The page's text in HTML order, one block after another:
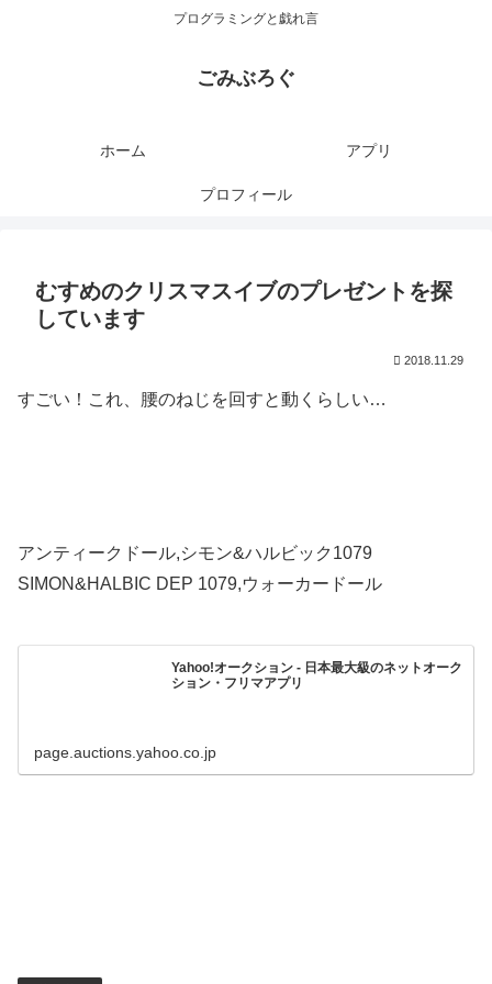
プログラミングと戯れ言
ごみぶろぐ
ホーム アプリ
プロフィール
むすめのクリスマスイブのプレゼントを探
しています
2018.11.29
すごい！これ、腰のねじを回すと動くらしい…
アンティークドール,シモン&ハルビック1079
SIMON&HALBIC DEP 1079,ウォーカードール
Yahoo!オークション - 日本最大級のネットオーク
ション・フリマアプリ
page.auctions.yahoo.co.jp